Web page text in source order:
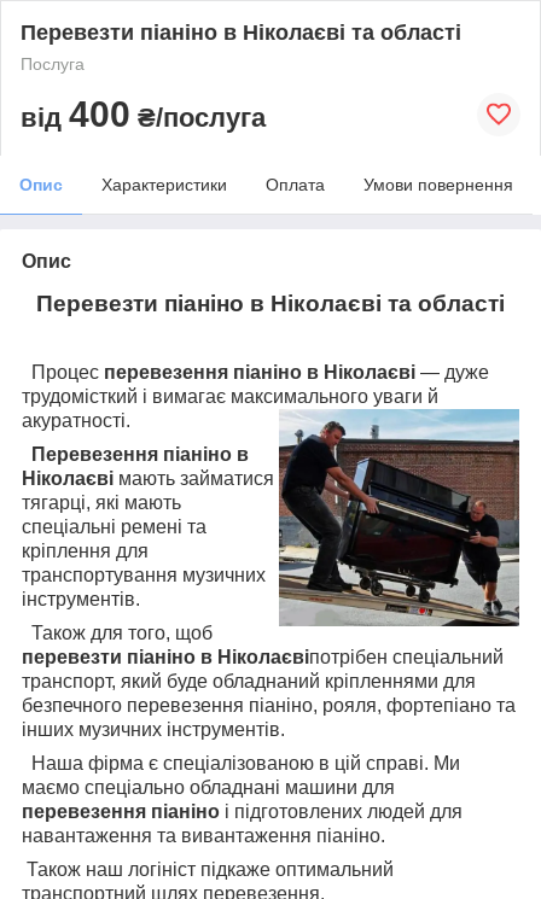
Перевезти піаніно в Ніколаєві та області
Послуга
від 400 ₴/послуга
Опис Характеристики Оплата Умови повернення
Опис
Перевезти піаніно в Ніколаєві та області
Процес перевезення піаніно в Ніколаєві — дуже
трудомісткий і вимагає максимального уваги й
акуратності.
Перевезення піаніно в
Ніколаєві мають займатися
тягарці, які мають
спеціальні ремені та
кріплення для
транспортування музичних
інструментів.
Також для того, щоб
перевезти піаніно в Ніколаєвіпотрібен спеціальний
транспорт, який буде обладнаний кріпленнями для
безпечного перевезення піаніно, рояля, фортепіано та
інших музичних інструментів.
Наша фірма є спеціалізованою в цій справі. Ми
маємо спеціально обладнані машини для
перевезення піаніно і підготовлених людей для
навантаження та вивантаження піаніно.
Також наш логініст підкаже оптимальний
транспортний шлях перевезення.